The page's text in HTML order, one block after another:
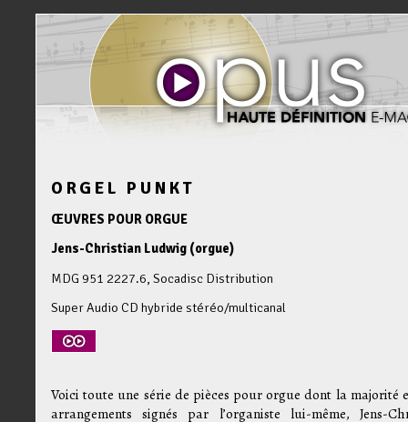
ORGEL PUNKT
ŒUVRES POUR ORGUE
Jens-Christian Ludwig (orgue)
MDG 951 2227.6, Socadisc Distribution
Super Audio CD hybride stéréo/multicanal
Voici toute une série de pièces pour orgue dont la majorité
arrangements signés par l’organiste lui-même, Jens-